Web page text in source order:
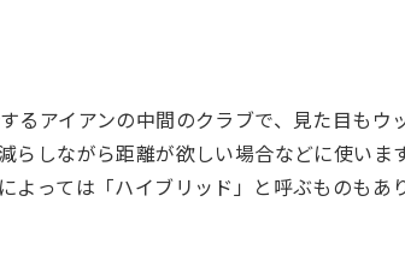
るアイアンの中間のクラブで、見た目もウ
らしながら距離が欲しい場合などに使い
よっては「ハイブリッド」と呼ぶものもあり